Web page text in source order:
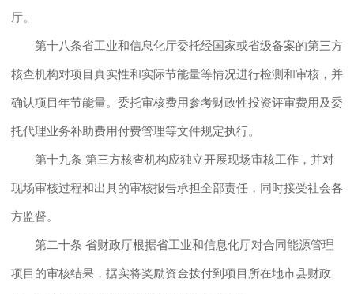
厅。
第十八条省工业和信息化厅委托经国家或省级备案的第三方
核查机构对项目真实性和实际节能量等情况进行检测和审核，并
确认项目年节能量。委托审核费用参考财政性投资评审费用及委
托代理业务补助费用付费管理等文件规定执行。
第十九条 第三方核查机构应独立开展现场审核工作，并对
现场审核过程和出具的审核报告承担全部责任，同时接受社会各
方监督。
第二十条 省财政厅根据省工业和信息化厅对合同能源管理
项目的审核结果，据实将奖励资金拨付到项目所在地市县财政